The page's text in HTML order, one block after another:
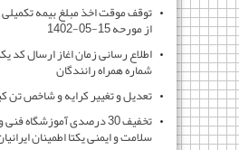
توقف موقت اخذ مبلغ بیمه
از مورحه 15-05-1402
اطلاع رسانی زمان اغاز ارسال کد
شماره همراه رانندگان
تعدیل و تغییر کرایه و شاخص تن
تخفیف 30 درصدی آموزشگاه
سلامت و ایمنی یکتا اطمینان